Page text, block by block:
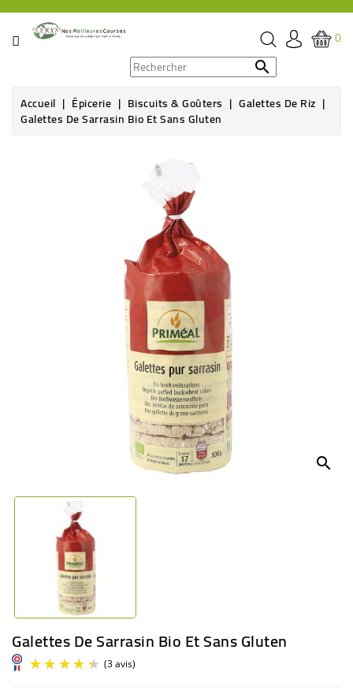
CATÉGORIE
ÉPICERIE
0

Accueil Épicerie Biscuits & Goûters Galettes De Riz
Galettes De Sarrasin Bio Et Sans Gluten
search
Galettes De Sarrasin Bio Et Sans Gluten